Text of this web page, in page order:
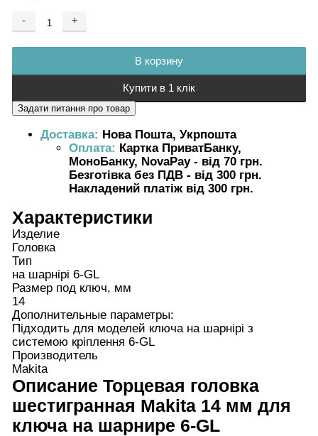
- +
В корзину
Купити в 1 клік
Доставка: Нова Пошта, Укрпошта
Оплата: Картка ПриватБанку,
МоноБанку, NovaPay - від 70 грн.
Безготівка без ПДВ - від 300 грн.
Накладений платіж від 300 грн.
Характеристики
Изделие
Головка
Тип
на шарнірі 6-GL
Размер под ключ, мм
14
Дополнительные параметры:
Підходить для моделей ключа на шарнірі з
системою кріплення 6-GL
Производитель
Makita
Описание Торцевая головка
шестигранная Makita 14 мм для
ключа на шарнире 6-GL